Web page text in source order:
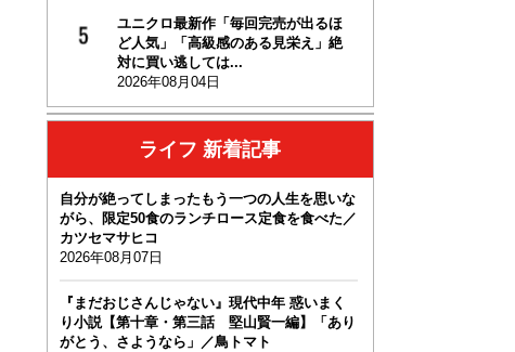
ユニクロ最新作「毎回完売が出るほ
ど人気」「高級感のある見栄え」絶
対に買い逃しては...
2026年08月04日
ライフ 新着記事
自分が絶ってしまったもう一つの人生を思いな
がら、限定50食のランチロース定食を食べた／
カツセマサヒコ
2026年08月07日
『まだおじさんじゃない』現代中年 惑いまく
り小説【第十章・第三話 堅山賢一編】「あり
がとう、さようなら」／鳥トマト